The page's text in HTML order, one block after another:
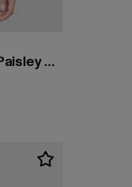
Langarm Shirt Longsleeve mit Paisley Print
EUR